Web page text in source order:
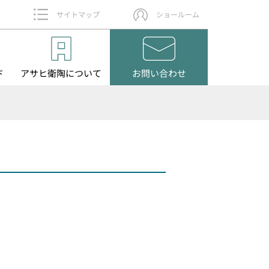
サイトマップ ショールーム
アサヒ衛陶について お問い合わせ